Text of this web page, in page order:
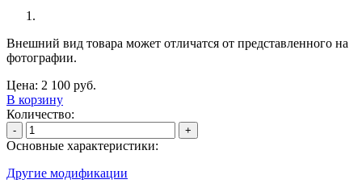
Внешний вид товара может отличатся от представленного на
фотографии.
Цена: 2 100 руб.
В корзину
Количество:
- +
Основные характеристики:
Другие модификации